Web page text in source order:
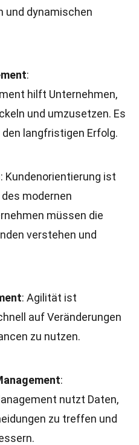
und dynamischen
:
hilft Unternehmen,
und umzusetzen. Es
langfristigen Erfolg.
: Kundenorientierung ist
modernen
müssen die
verstehen und
: Agilität ist
auf Veränderungen
zu nutzen.
:
nutzt Daten,
zu treffen und